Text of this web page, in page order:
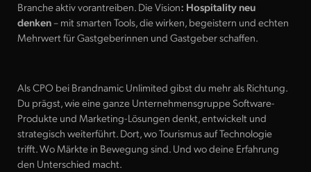
Hospitalitybranche. Wir verbinden Software, Marketing und
Consulting zu einereinzigartigen Lösungfür denErfolg
renommierter Hotels und aufstrebender Betriebe.
We inspire to perform. Gemeinsam mit unseren Kundinnen und
Kunden gestalten wir die Zukunft der Branche. Hast du Lust,
Zukunft mitzugestalten und andere zu inspirieren? Wir sind
neugierig auf dich, deine Erfahrung, deine Leidenschaft
und Persönlichkeit.
Branche aktiv vorantreiben. Die Vision: Hospitality neu
denken – mit smarten Tools, die wirken, begeistern und echten
Mehrwert für Gastgeberinnen und Gastgeber schaffen.
Als CPO bei Brandnamic Unlimited gibst du mehr als Richtung.
Du prägst, wie eine ganze Unternehmensgruppe Software-
Produkte und Marketing-Lösungen denkt, entwickelt und
strategisch weiterführt. Dort, wo Tourismus auf Technologie
trifft. Wo Märkte in Bewegung sind. Und wo deine Erfahrung
den Unterschied macht.